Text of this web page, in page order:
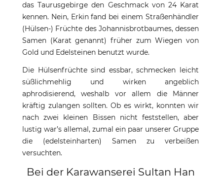
das Taurusgebirge den Geschmack von 24 Karat
kennen. Nein, Erkin fand bei einem Straßenhändler
(Hülsen-) Früchte des Johannisbrotbaumes, dessen
Samen (Karat genannt) früher zum Wiegen von
Gold und Edelsteinen benutzt wurde.
Die Hülsenfrüchte sind essbar, schmecken leicht
süßlichmehlig und wirken angeblich
aphrodisierend, weshalb vor allem die Männer
kräftig zulangen sollten. Ob es wirkt, konnten wir
nach zwei kleinen Bissen nicht feststellen, aber
lustig war’s allemal, zumal ein paar unserer Gruppe
die (edelsteinharten) Samen zu verbeißen
versuchten.
Bei der Karawanserei Sultan Han